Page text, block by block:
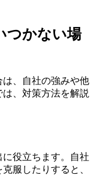
つかない場
、自社の強みや他
、対策方法を解説
役立ちます。自社
服したりすると、